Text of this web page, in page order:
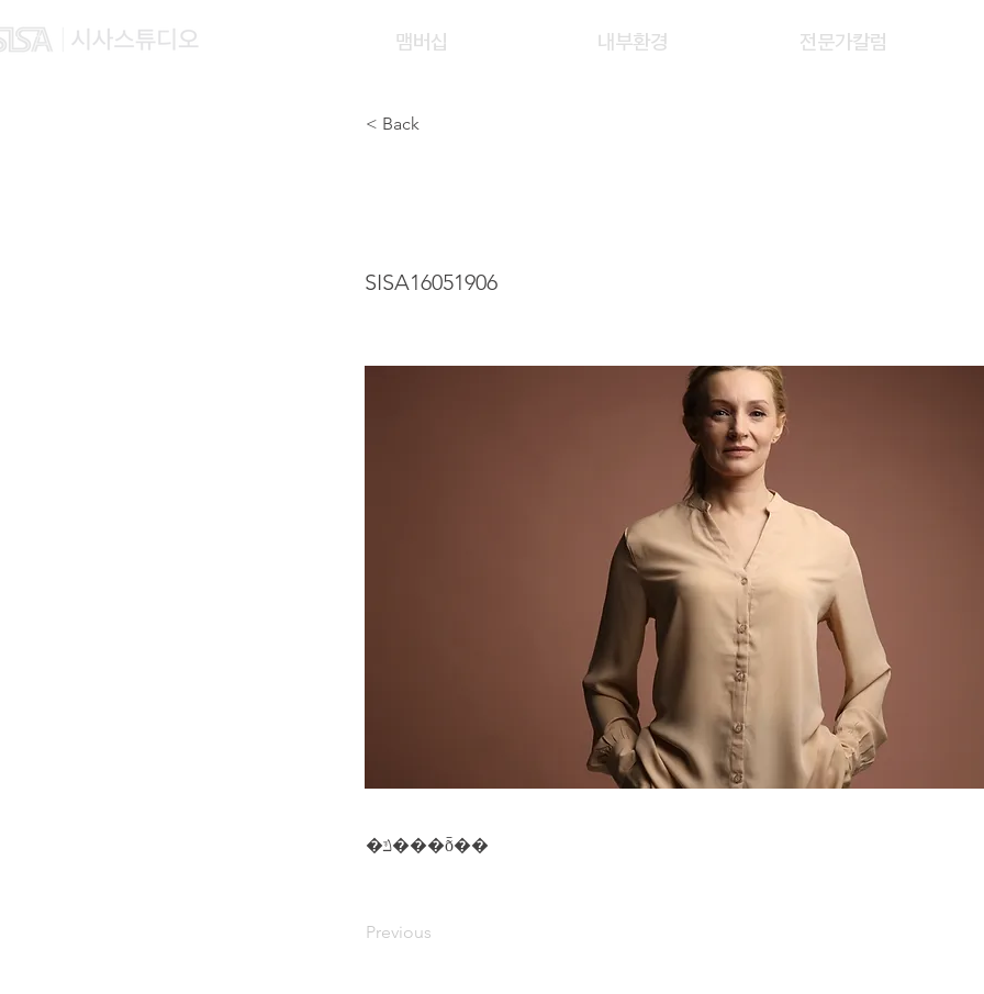
맴버십 내부환경 전문가칼럼
< Back
SISA16051906
�ݿ���ȭ��
Previous